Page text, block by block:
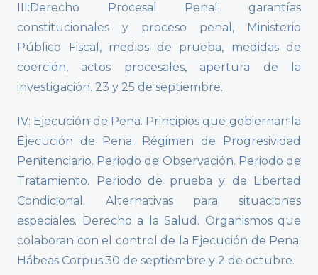
III:Derecho Procesal Penal: garantías
constitucionales y proceso penal, Ministerio
Público Fiscal, medios de prueba, medidas de
coerción, actos procesales, apertura de la
investigación. 23 y 25 de septiembre.
IV: Ejecución de Pena. Principios que gobiernan la
Ejecución de Pena. Régimen de Progresividad
Penitenciario. Periodo de Observación. Periodo de
Tratamiento. Periodo de prueba y de Libertad
Condicional. Alternativas para situaciones
especiales. Derecho a la Salud. Organismos que
colaboran con el control de la Ejecución de Pena.
Hábeas Corpus.30 de septiembre y 2 de octubre.